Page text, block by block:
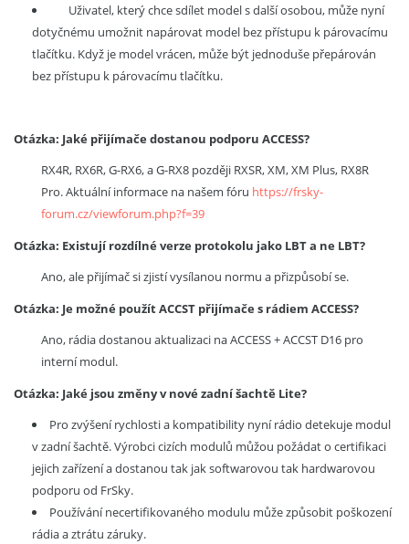
Uživatel, který chce sdílet model s další osobou, může nyní
dotyčnému umožnit napárovat model bez přístupu k párovacímu
tlačítku. Když je model vrácen, může být jednoduše přepárován
bez přístupu k párovacímu tlačítku.
Otázka: Jaké přijímače dostanou podporu ACCESS?
RX4R, RX6R, G-RX6, a G-RX8 později RXSR, XM, XM Plus, RX8R
Pro. Aktuální informace na našem fóru https://frsky-
forum.cz/viewforum.php?f=39
Otázka: Existují rozdílné verze protokolu jako LBT a ne LBT?
Ano, ale přijímač si zjistí vysílanou normu a přizpůsobí se.
Otázka: Je možné použít ACCST přijímače s rádiem ACCESS?
Ano, rádia dostanou aktualizaci na ACCESS + ACCST D16 pro
interní modul.
Otázka: Jaké jsou změny v nové zadní šachtě Lite?
Pro zvýšení rychlosti a kompatibility nyní rádio detekuje modul
v zadní šachtě. Výrobci cizích modulů můžou požádat o certifikaci
jejich zařízení a dostanou tak jak softwarovou tak hardwarovou
podporu od FrSky.
Používání necertifikovaného modulu může způsobit poškození
rádia a ztrátu záruky.